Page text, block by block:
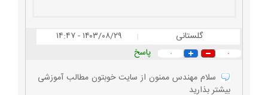
گلستانی | ۱۴۰۳/۰۸/۲۹ - ۱۴:۴۷
۰ ۰
پاسخ
سلام مهندس ممنون از سایت خوبتون مطالب آموزشی
بیشتر بذارید